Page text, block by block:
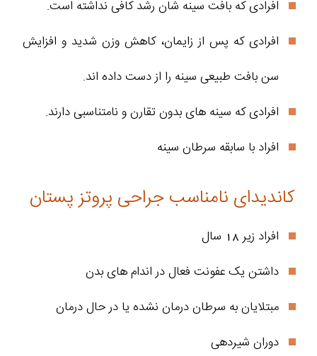
افرادی که بافت سینه شان رشد کافی نداشته است.
افرادی که پس از زایمان، کاهش وزن شدید و افزایش
سن بافت طبیعی سینه را از دست داده اند.
افرادی که سینه های بدون تقارن و نامتناسبی دارند.
افراد با سابقه سرطان سینه
کاندیدای نامناسب جراحی پروتز پستان
افراد زیر 18 سال
داشتن یک عفونت فعال در اندام های بدن
مبتلایان به سرطان درمان نشده یا در حال درمان
دوران شیردهی